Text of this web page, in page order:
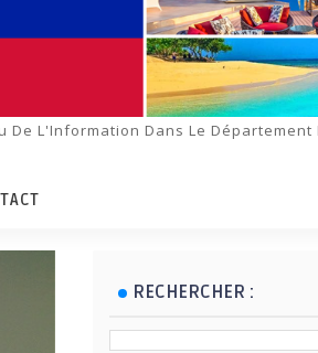
De L'Information Dans Le Département
RECHERCHER :